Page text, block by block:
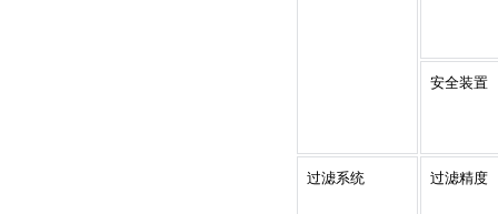
安全装置
过滤系统 过滤精度